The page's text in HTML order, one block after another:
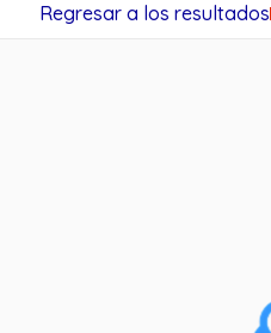
Regresar a los resultados